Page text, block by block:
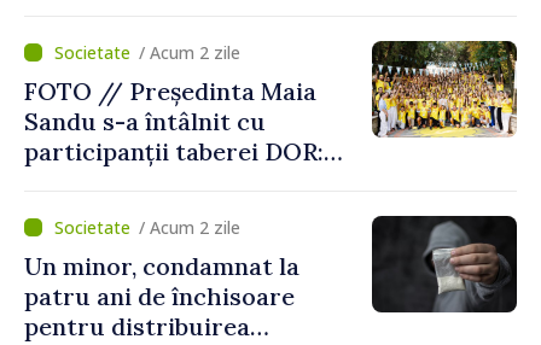
/ Acum 2 zile
FOTO // Președinta Maia
Sandu s-a întâlnit cu
participanții taberei DOR:
noastră rămâne puternică”
/ Acum 2 zile
Un minor, condamnat la
patru ani de închisoare
pentru distribuirea